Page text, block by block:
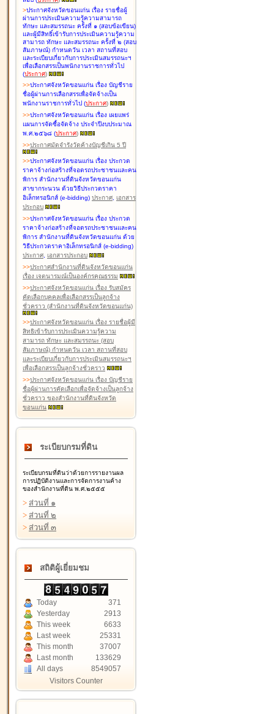
>ประกาศจังหวัดขอนแก่น เรื่อง รายชื่อผู้
ผ่านการประเมินความรู้ความสามารถ
ทักษะ และสมรรถนะ ครั้งที่ ๑ (สอบข้อเขียน)
และผู้มีสิทธิ์เข้ารับการประเมินความรู้ความ
สามารถ ทักษะ และสมรรถนะ ครั้งที่ ๒ (สอบ
สัมภาษณ์) กำหนดวัน เวลา สถานที่สอบ
และระเบียบเกี่ยวกับการประเมินสมรรถนะฯ
เพื่อเลือกสรรเป็นพนักงานราชการทั่วไป
(ประกาศ)
>>ประกาศจังหวัดขอนแก่น เรื่อง บัญชีราย
ชื่อผู้ผ่านการเลือกสรรเพื่อจัดจ้างเป็น
พนักงานราชการทั่วไป (ประกาศ)
>>ประกาศจังหวัดขอนแก่น เรื่อง เผยแพร่
แผนการจัดซื้อจัดจ้าง ประจำปีงบประมาณ
พ.ศ.๒๕๖๘ (ประกาศ)
>>ประกาศมัดจำรังวัดค้างบัญชีเกิน 5 ปี
>>ประกาศจังหวัดขอนแก่น เรื่อง ประกวด
ราคาจ้างก่อสร้างที่จอดรถประชาชนและคน
พิการ สำนักงานที่ดินจังหวัดขอนแก่น
สาขากระนวน ด้วยวิธีประกวดราคา
อิเล็กทรอนิกส์ (e-bidding) ประกาศ, เอกสาร
ประกอบ
>>ประกาศจังหวัดขอนแก่น เรื่อง ประกวด
ราคาจ้างก่อสร้างที่จอดรถประชาชนและคน
พิการ สำนักงานที่ดินจังหวัดขอนแก่น ด้วย
วิธีประกวดราคาอิเล็กทรอนิกส์ (e-bidding)
ประกาศ, เอกสารประกอบ
>>ประกาศสำนักงานที่ดินจังหวัดขอนแก่น
เรื่อง เจตนารมณ์เป็นองค์กรคุณธรรม
>>ประกาศจังหวัดขอนแก่น เรื่อง รับสมัคร
คัดเลือกบุคคลเพื่อเลือกสรรเป็นลูกจ้าง
ชั่วคราว (สำนักงานที่ดินจังหวัดขอนแก่น)
>>ประกาศจังหวัดขอนแก่น เรื่อง รายชื่อผู้มี
สิทธิเข้ารับการประเมินความรู้ความ
สามารถ ทักษะ และสมรรถนะ (สอบ
สัมภาษณ์) กำหนดวัน เวลา สถานที่สอบ
และระเบียบเกี่ยวกับการประเมินสมรรถนะฯ
เพื่อเลือกสรรเป็นลูกจ้างชั่วคราว
>>ประกาศจังหวัดขอนแก่น เรื่อง บัญชีราย
ชื่อผู้ผ่านการคัดเลือกเพื่อจัดจ้างเป็นลูกจ้าง
ชั่วคราว ของสำนักงานที่ดินจังหวัด
ขอนแก่น
ระเบียบกรมที่ดิน
ระเบียบกรมที่ดินว่าด้วยการรายงานผล
การปฏิบัติงานและการจัดการงานค้าง
ของสำนักงานที่ดิน พ.ศ.๒๕๕๕
> ส่วนที่ ๑
> ส่วนที่ ๒
> ส่วนที่ ๓
สถิติผู้เยี่ยมชม
Today
371
Yesterday
2913
This week
6633
Last week
25331
This month
37007
Last month
133629
All days
8549057
Visitors Counter